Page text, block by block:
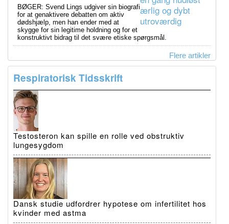
BØGER: Svend Lings udgiver sin biografi
for at genaktivere debatten om aktiv
dødshjælp, men han ender med at
skygge for sin legitime holdning og for et
konstruktivt bidrag til det svære etiske spørgsmål.
Flere artikler
Respiratorisk Tidsskrift
Testosteron kan spille en rolle ved obstruktiv
lungesygdom
Dansk studie udfordrer hypotese om infertilitet hos
kvinder med astma